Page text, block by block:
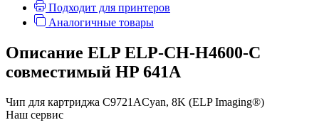
Подходит для принтеров
Аналогичные товары
Описание ELP ELP-CH-H4600-C
совместимый HP 641A
Чип для картриджа C9721ACyan, 8K (ELP Imaging®)
Наш сервис